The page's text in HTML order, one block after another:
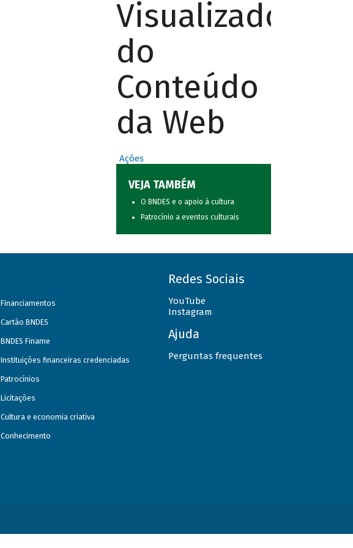
Visualizador
do
Conteúdo
da Web
Ações
VEJA TAMBÉM
O BNDES e o apoio à cultura
Patrocínio a eventos culturais
Financiamentos
Cartão BNDES
BNDES Finame
Instituições financeiras credenciadas
Patrocínios
Licitações
Cultura e economia criativa
Conhecimento
Redes Sociais
YouTube
Instagram
Ajuda
Perguntas frequentes